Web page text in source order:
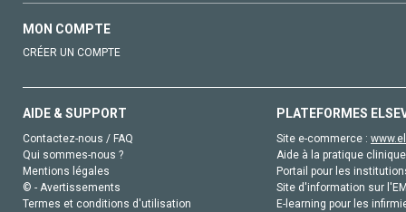
MON COMPTE
CRÉER UN COMPTE
AIDE & SUPPORT
Contactez-nous / FAQ
Qui sommes-nous ?
Mentions légales
© - Avertissements
Termes et conditions d'utilisation
PLATEFORMES
Site e-commerce :
Aide à la pratique
Portail pour les
Site d'information sur
E-learning pour les